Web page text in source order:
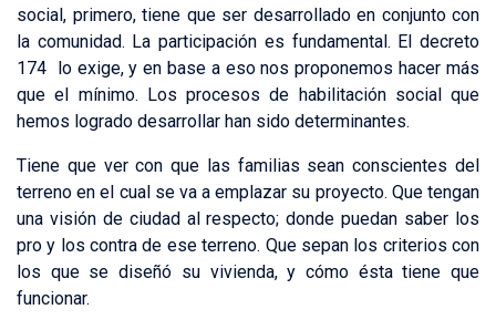
social, primero, tiene que ser desarrollado en conjunto con
la comunidad. La participación es fundamental. El decreto
174 lo exige, y en base a eso nos proponemos hacer más
que el mínimo. Los procesos de habilitación social que
hemos logrado desarrollar han sido determinantes.
Tiene que ver con que las familias sean conscientes del
terreno en el cual se va a emplazar su proyecto. Que tengan
una visión de ciudad al respecto; donde puedan saber los
pro y los contra de ese terreno. Que sepan los criterios con
los que se diseñó su vivienda, y cómo ésta tiene que
funcionar.